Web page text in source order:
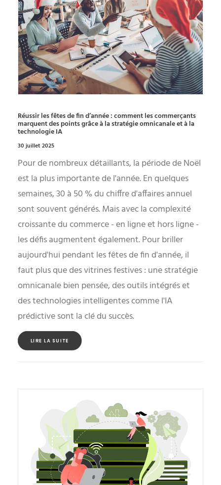
Réussir les fêtes de fin d’année : comment les commerçants
marquent des points grâce à la stratégie omnicanale et à la
technologie IA
30 juillet 2025
Pour de nombreux détaillants, la période de Noël
est la plus importante de l'année. En quelques
semaines, 30 à 50 % du chiffre d'affaires annuel
sont souvent générés. Mais avec la complexité
croissante du commerce - en ligne et hors ligne -
les défis augmentent également. Pour briller
aujourd'hui pendant les fêtes de fin d'année, il
faut plus que des vitrines festives : une stratégie
omnicanale bien pensée, des outils intégrés et
des technologies intelligentes comme l'IA
prédictive sont la clé du succès.
LIRE LA SUITE